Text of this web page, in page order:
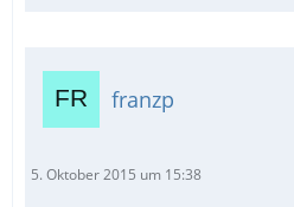
franzp
5. Oktober 2015 um 15:38